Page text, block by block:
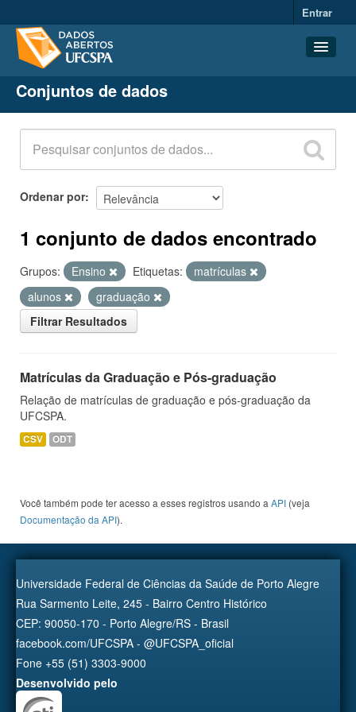
Entrar
Conjuntos de dados
Organizações
Grupos
Sobre
Conjuntos de dados
Ordenar por
1 conjunto de dados encontrado
Grupos: Ensino Etiquetas:
matrículas
alunos
graduação
Filtrar Resultados
Matrículas da Graduação e Pós-graduação
Relação de matrículas de graduação e pós-graduação da
UFCSPA.
CSV ODT
Você também pode ter acesso a esses registros usando a API (veja
Documentação da API).
Universidade Federal de Ciências da Saúde de Porto Alegre
Rua Sarmento Leite, 245 - Bairro Centro Histórico
CEP: 90050-170 - Porto Alegre/RS - Brasil
facebook.com/UFCSPA - @UFCSPA_oficial
Fone +55 (51) 3303-9000
Desenvolvido pelo